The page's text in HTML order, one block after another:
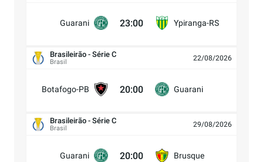
Guarani 23:00 Ypiranga-RS
Brasileirão - Série C
Brasil 22/08/2026
Botafogo-PB 20:00 Guarani
Brasileirão - Série C
Brasil 29/08/2026
Guarani 20:00 Brusque